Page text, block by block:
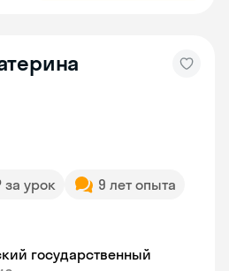
за урок
9 лет опыта
государственный